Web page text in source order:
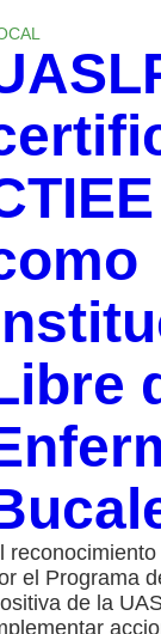
el Programa
de la